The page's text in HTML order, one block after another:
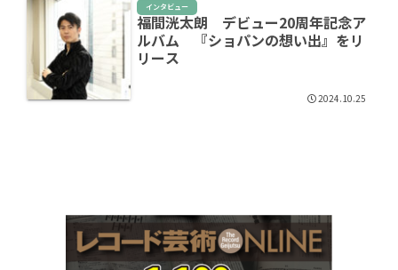
インタビュー
福間洸太朗 デビュー20周年記念ア
ルバム 『ショパンの想い出』をリ
リース
2024.10.25